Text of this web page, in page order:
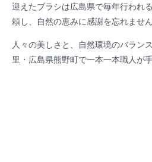
迎えたブラシは広島県で毎年行われ
頼し、自然の恵みに感謝を忘れません
人々の美しさと、自然環境のバラン
里・広島県熊野町で一本一本職人が